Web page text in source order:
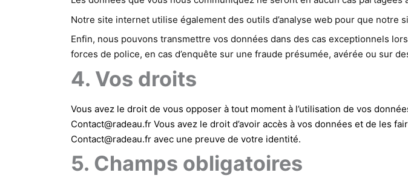
Notre site internet utilise également des outils d’analyse web pour que
Enfin, nous pouvons transmettre vos données dans des cas exceptionnels
forces de police, en cas d’enquête sur une fraude présumée, avérée ou sur
4. Vos droits
Vous avez le droit de vous opposer à tout moment à l’utilisation de vos
Contact@radeau.fr Vous avez le droit d’avoir accès à vos données et de les
Contact@radeau.fr avec une preuve de votre identité.
5. Champs obligatoires